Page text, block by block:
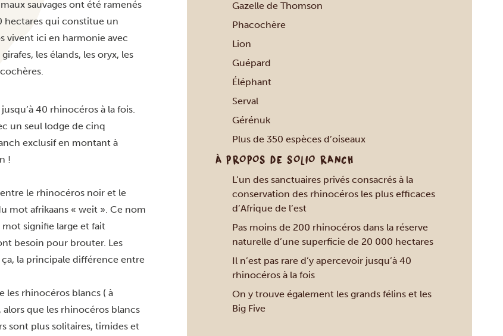
sauvages ont été ramenés
hectares qui constitue un
vivent ici en harmonie avec
les élands, les oryx, les
40 rhinocéros à la fois.
un seul lodge de cinq
exclusif en montant à
!
le rhinocéros noir et le
mot afrikaans « weit ». Ce nom
signifie large et fait
besoin pour brouter. Les
la principale différence entre
les rhinocéros blancs ( à
que les rhinocéros blancs
sont plus solitaires, timides et
Gazelle de Thomson
Phacochère
Lion
Guépard
Éléphant
Serval
Gérénuk
Plus de 350 espèces d’oiseaux
À PROPOS DE SOLIO RANCH
L’un des sanctuaires privés consacrés à la
conservation des rhinocéros les plus efficaces
d’Afrique de l’est
Pas moins de 200 rhinocéros dans la réserve
naturelle d’une superficie de 20 000 hectares
Il n’est pas rare d’y apercevoir jusqu’à 40
rhinocéros à la fois
On y trouve également les grands félins et les
Big Five